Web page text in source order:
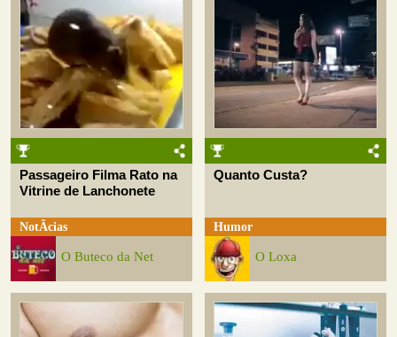
Passageiro Filma Rato na
Vitrine de Lanchonete
NotÃ­cias
O Buteco da Net
Quanto Custa?
Humor
O Loxa